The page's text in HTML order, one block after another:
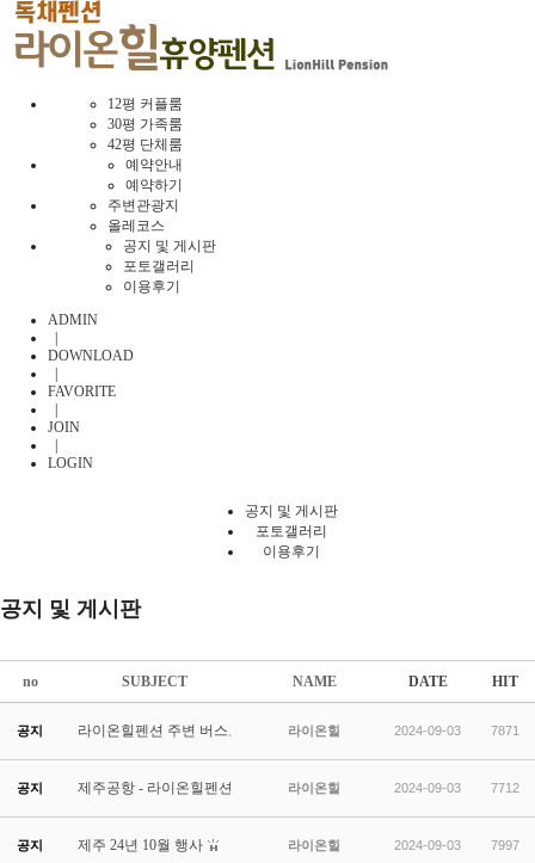
12평 커플룸
30평 가족룸
42평 단체룸
예약안내
예약하기
주변관광지
올레코스
공지 및 게시판
포토갤러리
이용후기
ADMIN
DOWNLOAD
FAVORITE
JOIN
LOGIN
공지 및 게시판
포토갤러리
이용후기
공지 및 게시판
no SUBJECT NAME DATE HIT
공지 라이온힐펜션 주변 버스노선(24.8.15일 이후)
라이온힐 2024-09-03 7871
공지 제주공항 - 라이온힐펜션 까지 라이온힐 2024-09-03 7712
공지 제주 24년 10월 행사 라이온힐 2024-09-03 7997